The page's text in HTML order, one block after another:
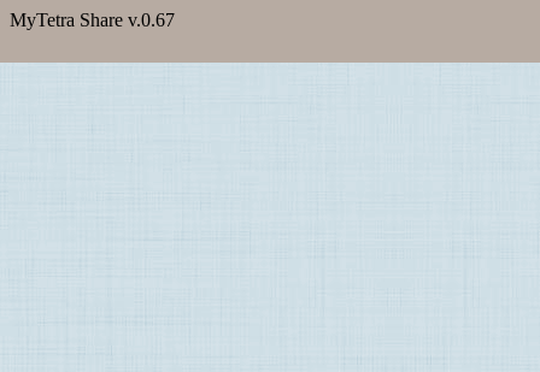
MyTetra Share v.0.67